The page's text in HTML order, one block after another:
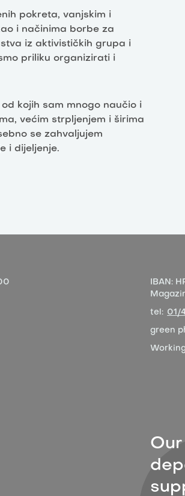
pokreta, vanjskim i
i načinima borbe za
iz aktivističkih grupa i
priliku organizirati i
kojih sam mnogo naučio i
većim strpljenjem i širima
se zahvaljujem
i dijeljenje.
IBAN:
tel: 01/
green